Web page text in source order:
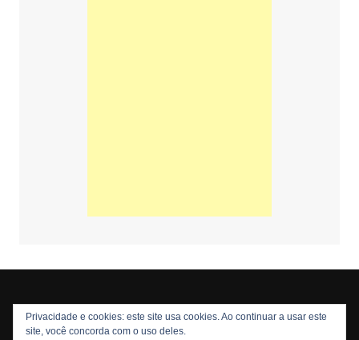
Copyright © 2026 Nós Nerds. Todos os direitos reservados
Privacidade e cookies: este site usa cookies. Ao continuar a usar este
site, você concorda com o uso deles.